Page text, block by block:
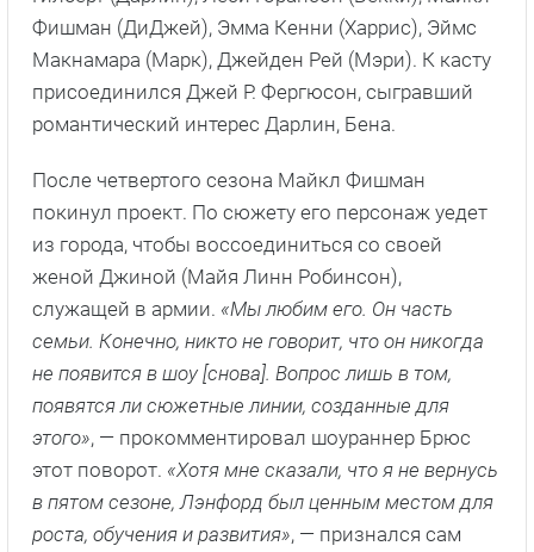
Фишман (ДиДжей), Эмма Кенни (Харрис), Эймс
Макнамара (Марк), Джейден Рей (Мэри). К касту
присоединился Джей Р. Фергюсон, сыгравший
романтический интерес Дарлин, Бена.
После четвертого сезона Майкл Фишман
покинул проект. По сюжету его персонаж уедет
из города, чтобы воссоединиться со своей
женой Джиной (Майя Линн Робинсон),
служащей в армии. «Мы любим его. Он часть
семьи. Конечно, никто не говорит, что он никогда
не появится в шоу [снова]. Вопрос лишь в том,
появятся ли сюжетные линии, созданные для
этого», — прокомментировал шоураннер Брюс
этот поворот. «Хотя мне сказали, что я не вернусь
в пятом сезоне, Лэнфорд был ценным местом для
роста, обучения и развития», — признался сам